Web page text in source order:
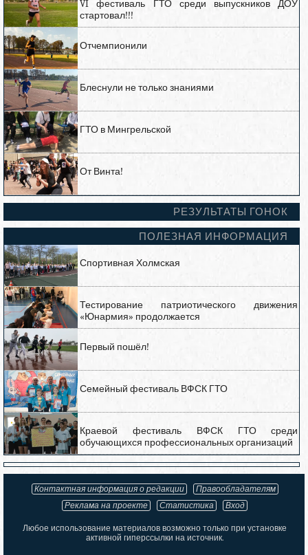
VI фестиваль ГТО среди выпускников ДОУ
стартовал!!!
Отчемпионили
Блеснули не только знаниями
ГТО в Мингрельской
От Винта!
РЕЗУЛЬТАТЫ ГОНОК
ПОЛЕЗНАЯ ИНФОРМАЦИЯ
Спортивная Холмская
Тестирование патриотического движения
«Юнармия» продолжается
Первый пошёл!
Семейный фестиваль ВФСК ГТО
Краевой фестиваль ВФСК ГТО среди
обучающихся профессиональных организаций
Контактная информация о редакции
Правообладателям
Реклама на проекте
Статистика Вход
Любое использование материалов возможно только при установке
активной гиперссылки на источник.